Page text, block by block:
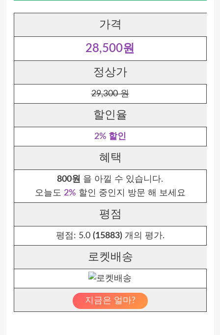
가격
28,500원
정상가
29,300 원
할인율
2% 할인
혜택
800원 을 아낄 수 있습니다.
오늘도 2% 할인 중인지 방문 해 보세요
평점
평점: 5.0 (15883)개의 평가.
로켓배송
지금은 얼마?